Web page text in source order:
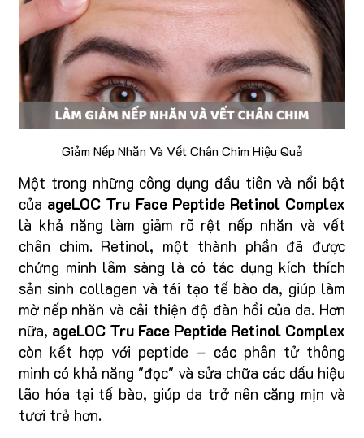
Giảm Nếp Nhăn Và Vết Chân Chim Hiệu Quả
Một trong những công dụng đầu tiên và nổi bật
của ageLOC Tru Face Peptide Retinol Complex
là khả năng làm giảm rõ rệt nếp nhăn và vết
chân chim. Retinol, một thành phần đã được
chứng minh lâm sàng là có tác dụng kích thích
sản sinh collagen và tái tạo tế bào da, giúp làm
mờ nếp nhăn và cải thiện độ đàn hồi của da. Hơn
nữa, ageLOC Tru Face Peptide Retinol Complex
còn kết hợp với peptide – các phân tử thông
minh có khả năng "đọc" và sửa chữa các dấu hiệu
lão hóa tại tế bào, giúp da trở nên căng mịn và
tươi trẻ hơn.